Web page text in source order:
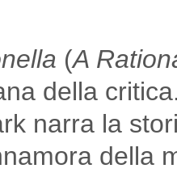
(A
della
narra la
della